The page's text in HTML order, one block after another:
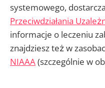
systemowego,
Przeciwdziałania
informacje o leczeniu
znajdziesz też w
NIAAA(szczególnie w